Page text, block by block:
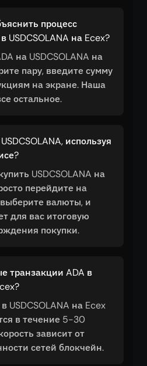
процесс
USDCSOLANA на Ecex?
на USDCSOLANA на
пару, введите сумму
на экране. Наша
остальное.
используя
USDCSOLANA на
перейдите на
валюты, и
для вас итоговую
покупки.
транзакции ADA в
USDCSOLANA на Ecex
в течение 5-30
зависит от
сетей блокчейн.